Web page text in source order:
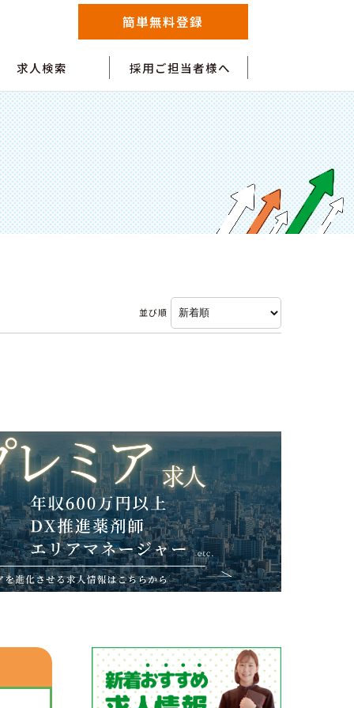
簡単無料登録
求人検索 採用ご担当者様へ
並び順